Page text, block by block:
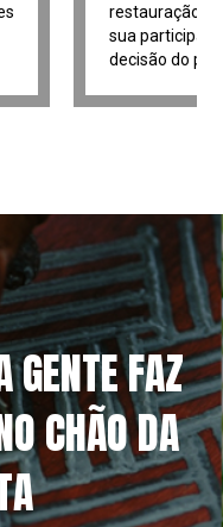
restauração
sua
decisão do
GENTE FAZ
CHÃO DA